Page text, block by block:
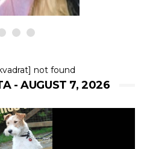
not found
- AUGUST 7, 2026